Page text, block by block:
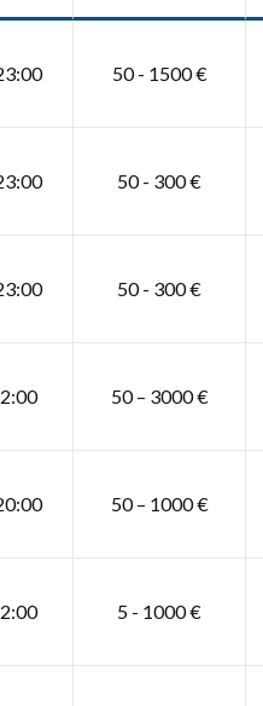
50 - 1500 €
50 - 300 €
50 - 300 €
50 – 3000 €
50 – 1000 €
5 - 1000 €